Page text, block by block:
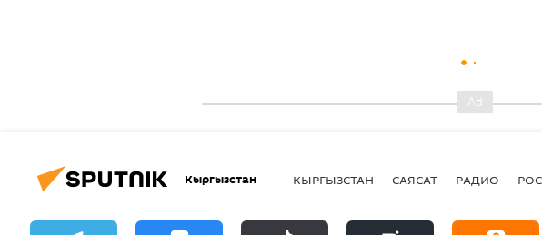
Кыргызстан КЫРГЫЗСТАН САЯСАТ РАДИО